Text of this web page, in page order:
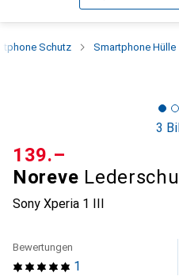
Schutz Smartphone Hülle
3
Noreve
Sony Xperia 1 III
CHF
139.–
1
Bewertungen